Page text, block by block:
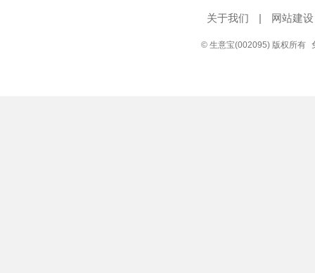
关于我们 | 网站建设
© 生意宝(002095) 版权所有